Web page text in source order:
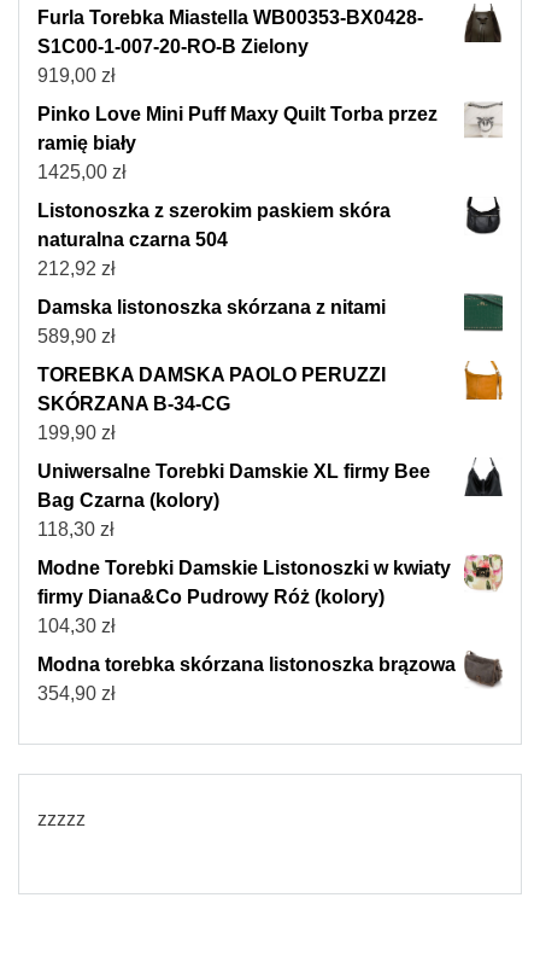
Furla Torebka Miastella WB00353-BX0428-
S1C00-1-007-20-RO-B Zielony
919,00 zł
Pinko Love Mini Puff Maxy Quilt Torba przez
ramię biały
1425,00 zł
Listonoszka z szerokim paskiem skóra
naturalna czarna 504
212,92 zł
Damska listonoszka skórzana z nitami
589,90 zł
TOREBKA DAMSKA PAOLO PERUZZI
SKÓRZANA B-34-CG
199,90 zł
Uniwersalne Torebki Damskie XL firmy Bee
Bag Czarna (kolory)
118,30 zł
Modne Torebki Damskie Listonoszki w kwiaty
firmy Diana&Co Pudrowy Róż (kolory)
104,30 zł
Modna torebka skórzana listonoszka brązowa
354,90 zł
zzzzz